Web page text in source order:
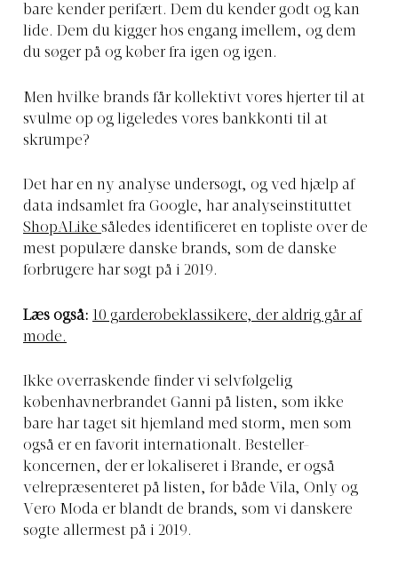
bare kender perifært. Dem du kender godt og kan
lide. Dem du kigger hos engang imellem, og dem
du søger på og køber fra igen og igen.
Men hvilke brands får kollektivt vores hjerter til at
svulme op og ligeledes vores bankkonti til at
skrumpe?
Det har en ny analyse undersøgt, og ved hjælp af
data indsamlet fra Google, har analyseinstituttet
ShopALike således identificeret en topliste over de
mest populære danske brands, som de danske
forbrugere har søgt på i 2019.
Læs også: 10 garderobeklassikere, der aldrig går af
mode.
Ikke overraskende finder vi selvfølgelig
københavnerbrandet Ganni på listen, som ikke
bare har taget sit hjemland med storm, men som
også er en favorit internationalt. Besteller-
koncernen, der er lokaliseret i Brande, er også
velrepræsenteret på listen, for både Vila, Only og
Vero Moda er blandt de brands, som vi danskere
søgte allermest på i 2019.